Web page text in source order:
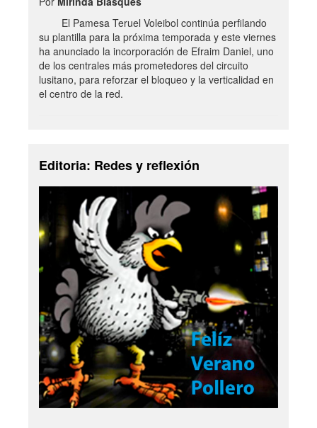
El Pamesa Teruel Voleibol continúa perfilando
su plantilla para la próxima temporada y este viernes
ha anunciado la incorporación de Efraim Daniel, uno
de los centrales más prometedores del circuito
lusitano, para reforzar el bloqueo y la verticalidad en
el centro de la red.
Editoria: Redes y reflexión